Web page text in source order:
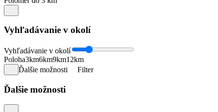
Vyhľadávanie v okolí
Vyhľadávanie v okolí
Poloha3km6km9km12km
Ďalšie možnosti
Filter
Ďalšie možnosti